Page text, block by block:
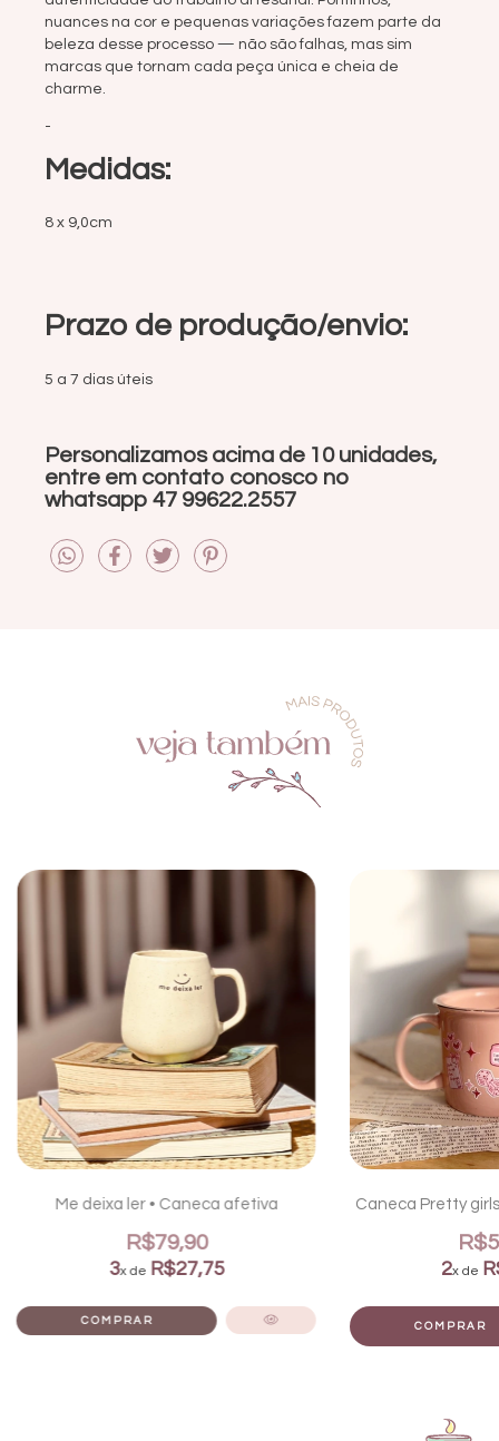
nuances na cor e pequenas variações fazem parte da
beleza desse processo — não são falhas, mas sim
marcas que tornam cada peça única e cheia de
charme.
-
Medidas:
8 x 9,0cm
Prazo de produção/envio:
5 a 7 dias úteis
Personalizamos acima de 10 unidades,
entre em contato conosco no
whatsapp 47 99622.2557
Me deixa ler • Caneca afetiva
R$79,90
3x de R$27,75
Caneca Pretty
2x de
COMPRAR